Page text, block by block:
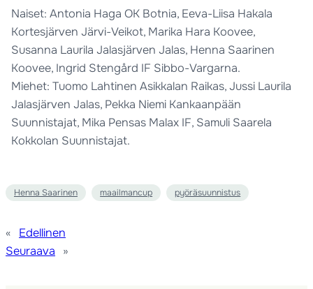
Naiset: Antonia Haga OK Botnia, Eeva-Liisa Hakala
Kortesjärven Järvi-Veikot, Marika Hara Koovee,
Susanna Laurila Jalasjärven Jalas, Henna Saarinen
Koovee, Ingrid Stengård IF Sibbo-Vargarna.
Miehet: Tuomo Lahtinen Asikkalan Raikas, Jussi Laurila
Jalasjärven Jalas, Pekka Niemi Kankaanpään
Suunnistajat, Mika Pensas Malax IF, Samuli Saarela
Kokkolan Suunnistajat.
Henna Saarinen maailmancup pyöräsuunnistus
«
Edellinen
Seuraava
»